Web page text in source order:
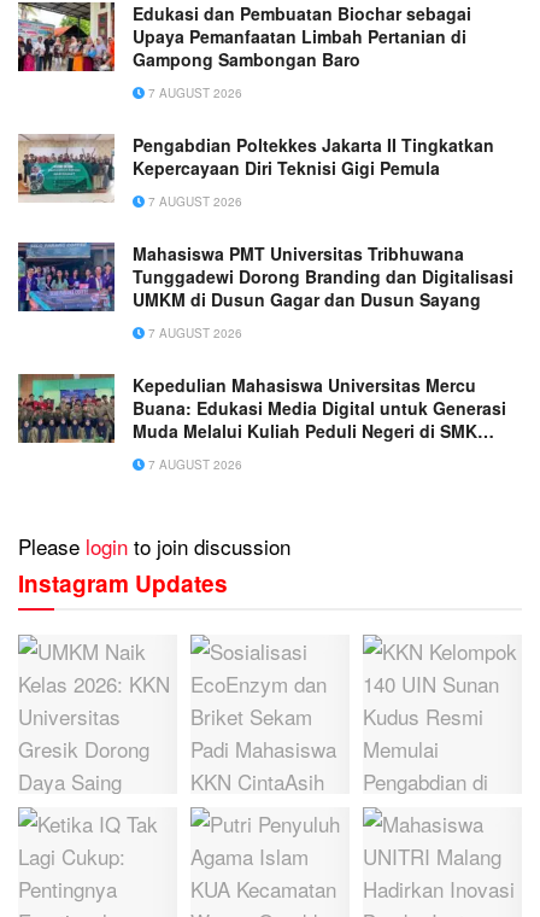
Edukasi dan Pembuatan Biochar sebagai
Upaya Pemanfaatan Limbah Pertanian di
Gampong Sambongan Baro
7 AUGUST 2026
Pengabdian Poltekkes Jakarta II Tingkatkan
Kepercayaan Diri Teknisi Gigi Pemula
7 AUGUST 2026
Mahasiswa PMT Universitas Tribhuwana
Tunggadewi Dorong Branding dan Digitalisasi
UMKM di Dusun Gagar dan Dusun Sayang
7 AUGUST 2026
Kepedulian Mahasiswa Universitas Mercu
Buana: Edukasi Media Digital untuk Generasi
Muda Melalui Kuliah Peduli Negeri di SMK
Muhammadiyah 1 Tangerang
7 AUGUST 2026
Please login to join discussion
Instagram Updates